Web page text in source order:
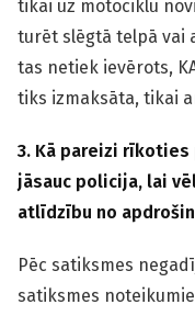
tikai uz motociklu
turēt slēgtā telpā vai
tas netiek ievērots,
tiks izmaksāta, tikai
3. Kā pareizi
jāsauc policija, lai
atlīdzību no
Pēc satiksmes
satiksmes